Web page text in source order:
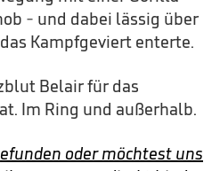
- und dabei lässig über
Kampfgeviert enterte.
Belair für das
Im Ring und außerhalb.
oder möchtest uns